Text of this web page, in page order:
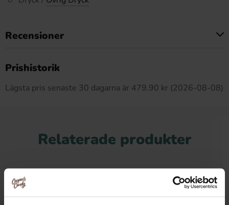
Recensioner
Prishistorik
Lägsta pris senaste 30 dagarna är 479.90 kr (2026-08-08)
Relaterade produkter